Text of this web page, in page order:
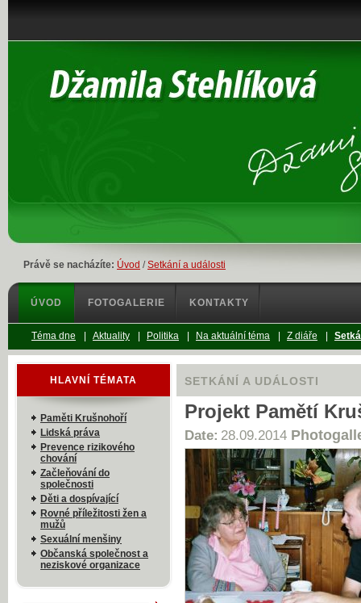
Právě se nacházíte: Úvod /Setkání a události
SETKÁNÍ A UDÁLOSTI
Projekt Pamětí
Date: 28.09.2014
HLAVNÍ TÉMATA
Paměti Krušnohoří
Lidská práva
Prevence rizikového
chování
Začleňování do
společnosti
Děti a dospívající
Rovné příležitosti žen a
mužů
Sexuální menšiny
Občanská společnost a
neziskové organizace
ÚVOD FOTOGALERIE KONTAKTY
Téma dne Aktuality Politika Na aktuální téma Z diáře